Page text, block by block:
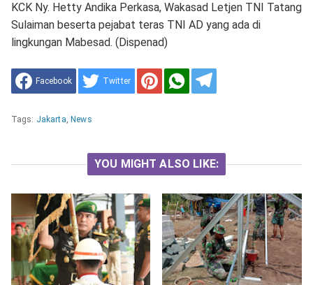
KCK Ny. Hetty Andika Perkasa, Wakasad Letjen TNI Tatang
Sulaiman beserta pejabat teras TNI AD yang ada di
lingkungan Mabesad. (Dispenad)
Facebook Twitter
Tags: Jakarta, News
YOU MIGHT ALSO LIKE: